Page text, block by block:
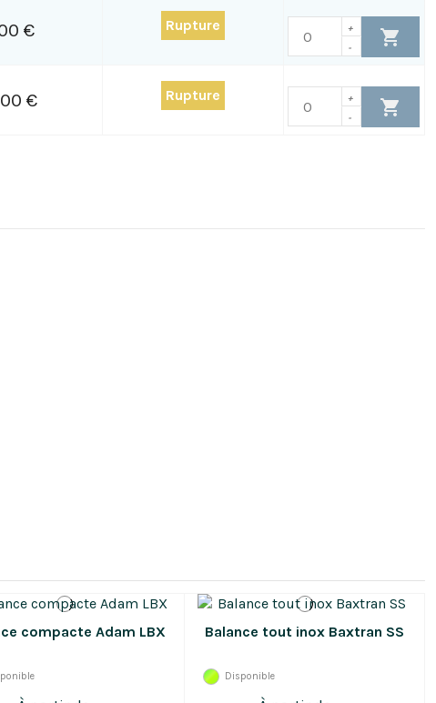
€ Rupture
+
-
€ Rupture
+
-
compacte Adam LBX Balance tout inox Baxtran SS
Disponible